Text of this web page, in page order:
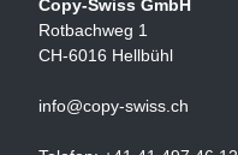
Copy-Swiss GmbH
Rotbachweg 1
CH-6016 Hellbühl
info@copy-swiss.ch